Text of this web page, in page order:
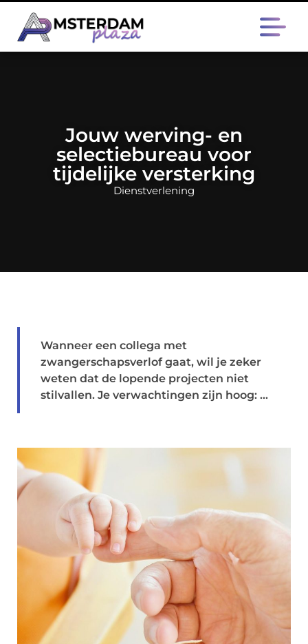
Jouw werving- en
selectiebureau voor
tijdelijke versterking
Dienstverlening
Wanneer een collega met
zwangerschapsverlof gaat, wil je zeker
weten dat de lopende projecten niet
stilvallen. Je verwachtingen zijn hoog: ...